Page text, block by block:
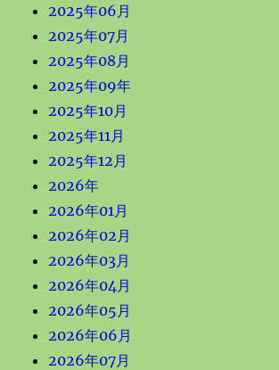
2025年06月
2025年07月
2025年08月
2025年09年
2025年10月
2025年11月
2025年12月
2026年
2026年01月
2026年02月
2026年03月
2026年04月
2026年05月
2026年06月
2026年07月